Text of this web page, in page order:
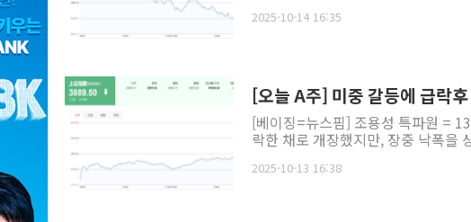
2025-10-14 16:35
[오늘 A주] 미중 갈등에 급락
[베이징=뉴스핌] 조용성 특파원 =
락한 채로 개장했지만, 장중 낙폭을
2025-10-13 16:38